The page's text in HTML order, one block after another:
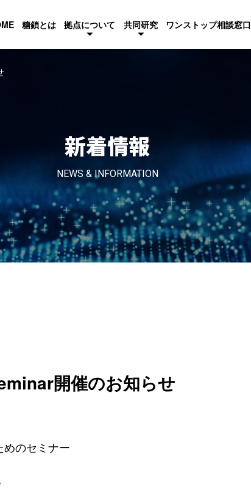
糖鎖とは 拠点について 共同研究 ワンストップ相談窓口
新着情報
NEWS & INFORMATION
開催のお知らせ
めのセミナー